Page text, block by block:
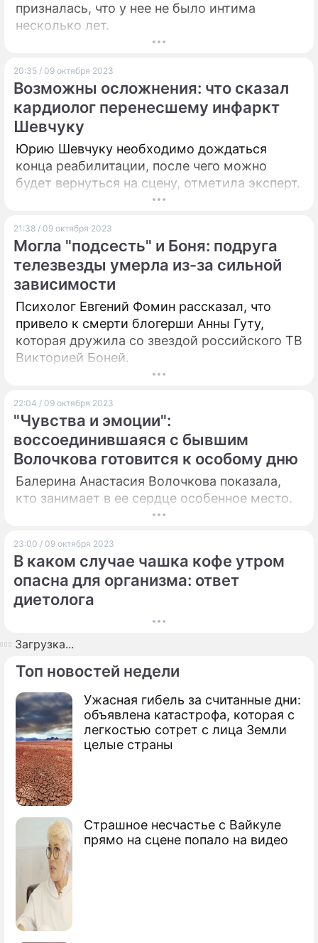
Топ новостей недели
Ужасная гибель за считанные дни:
объявлена катастрофа, которая с
легкостью сотрет с лица Земли
целые страны
Страшное несчастье с Вайкуле
прямо на сцене попало на видео
призналась, что у нее не было интима
несколько лет.
20:35 / 09 октября 2023
Возможны осложнения: что сказал
кардиолог перенесшему инфаркт
Шевчуку
Юрию Шевчуку необходимо дождаться
конца реабилитации, после чего можно
будет вернуться на сцену, отметила эксперт.
21:38 / 09 октября 2023
Могла "подсесть" и Боня: подруга
телезвезды умерла из-за сильной
зависимости
Психолог Евгений Фомин рассказал, что
привело к смерти блогерши Анны Гуту,
которая дружила со звездой российского ТВ
Викторией Боней.
22:04 / 09 октября 2023
"Чувства и эмоции":
воссоединившаяся с бывшим
Волочкова готовится к особому дню
Балерина Анастасия Волочкова показала,
кто занимает в ее сердце особенное место.
23:00 / 09 октября 2023
В каком случае чашка кофе утром
опасна для организма: ответ
диетолога
Загрузка...